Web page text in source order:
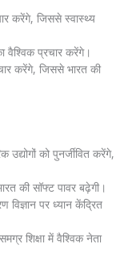
करेंगे, जिससे स्वास्थ्य
वैश्विक प्रचार करेंगे।
करेंगे, जिससे भारत की
को पुनर्जीवित करेंगे,
की सॉफ्ट पावर बढ़ेगी।
पर ध्यान केंद्रित
शिक्षा में वैश्विक नेता